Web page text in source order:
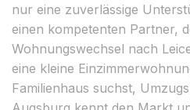
nur eine zuverlässige
einen kompetenten Partner,
Wohnungswechsel nach
eine kleine
Familienhaus suchst,